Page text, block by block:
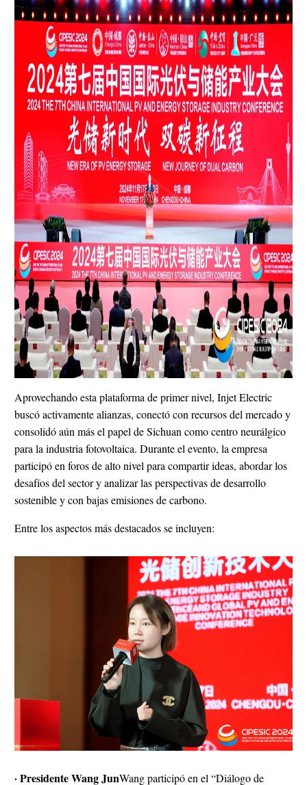
Aprovechando esta plataforma de primer nivel, Injet Electric
buscó activamente alianzas, conectó con recursos del mercado y
consolidó aún más el papel de Sichuan como centro neurálgico
para la industria fotovoltaica. Durante el evento, la empresa
participó en foros de alto nivel para compartir ideas, abordar los
desafíos del sector y analizar las perspectivas de desarrollo
sostenible y con bajas emisiones de carbono.
Entre los aspectos más destacados se incluyen:
· Presidente Wang JunWang participó en el “Diálogo de